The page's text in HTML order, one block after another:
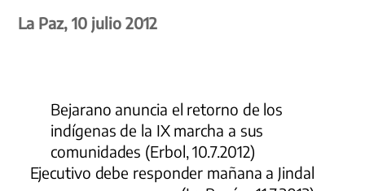
La Paz, 10 julio 2012
Bejarano anuncia el retorno de los
indígenas de la IX marcha a sus
comunidades (Erbol, 10.7.2012)
Ejecutivo debe responder mañana a Jindal